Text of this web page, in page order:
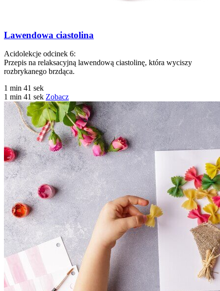
Lawendowa ciastolina
Acidolekcje odcinek 6:
Przepis na relaksacyjną lawendową ciastolinę, która wyciszy
rozbrykanego brzdąca.
1 min 41 sek
1 min 41 sek Zobacz